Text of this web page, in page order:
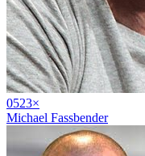
0523×
Michael Fassbender